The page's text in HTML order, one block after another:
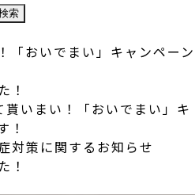
「おいでまい」キャンペーン
！
いまい！「おいでまい」キ
！
対策に関するお知らせ
！